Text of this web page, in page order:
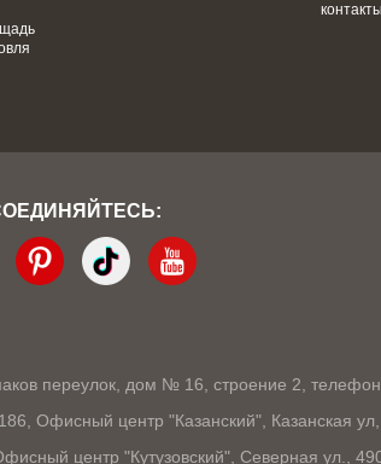
контакты
переулок, дом № 16, строение 2,
Офисный центр "Казанский", Казанская
центр "Кутузовский", Северная ул.,